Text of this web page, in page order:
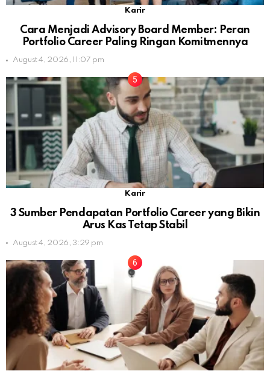
Karir
Cara Menjadi Advisory Board Member: Peran
Portfolio Career Paling Ringan Komitmennya
August 4, 2026, 11:07 pm
Karir
3 Sumber Pendapatan Portfolio Career yang Bikin
Arus Kas Tetap Stabil
August 4, 2026, 3:29 pm